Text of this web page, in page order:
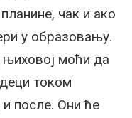
чак и ако
у образовању.
њиховој моћи да
током
после. Они ће